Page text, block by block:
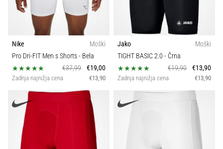
Nike
Moški
Pro Dri-FIT Men s Shorts- Bela
€37,99
€19,00
Zadnja najnižja cena €13,90
Jako
Moški
TIGHT BASIC 2.0 - Črna
€19,90
€13,90
Zadnja najnižja cena €13,90